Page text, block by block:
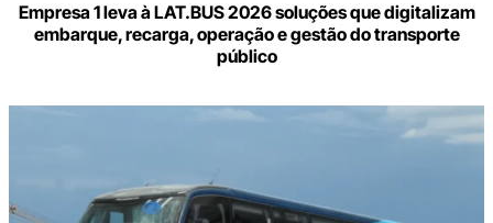
Empresa 1 leva à LAT.BUS 2026 soluções que digitalizam
embarque, recarga, operação e gestão do transporte
público